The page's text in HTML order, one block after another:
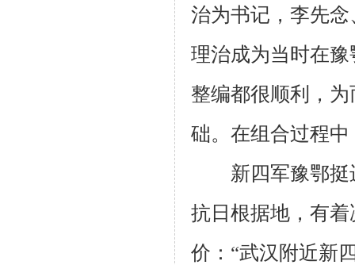
治为书记，李先
理治成为当时在
整编都很顺利，
础。在组合过程
新四军豫鄂挺
抗日根据地，有
价：“武汉附近新